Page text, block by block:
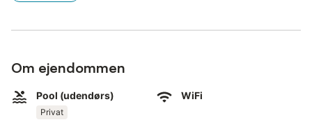
Gæster i denne lejlighed kan benytte sig af en privat pool (åben
fra kl. 11 til 19, mandag til søndag, og tilgængelig mod et
dagligt gebyr pr. person). Bemærk venligst, at poolen er
Om ejendommen
Pool (udendørs)
Privat
WiFi